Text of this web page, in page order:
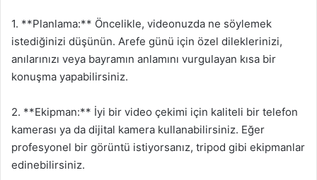
1. **Planlama:** Öncelikle, videonuzda ne söylemek
istediğinizi düşünün. Arefe günü için özel dileklerinizi,
anılarınızı veya bayramın anlamını vurgulayan kısa bir
konuşma yapabilirsiniz.
2. **Ekipman:** İyi bir video çekimi için kaliteli bir telefon
kamerası ya da dijital kamera kullanabilirsiniz. Eğer
profesyonel bir görüntü istiyorsanız, tripod gibi ekipmanlar
edinebilirsiniz.